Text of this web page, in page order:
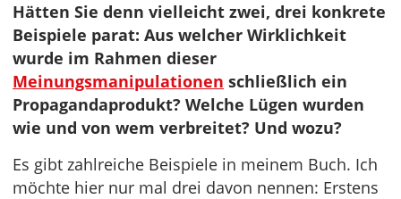
Hätten Sie denn vielleicht zwei, drei konkrete
Beispiele parat: Aus welcher Wirklichkeit
wurde im Rahmen dieser
Meinungsmanipulationen schließlich ein
Propagandaprodukt? Welche Lügen wurden
wie und von wem verbreitet? Und wozu?
Es gibt zahlreiche Beispiele in meinem Buch. Ich
möchte hier nur mal drei davon nennen: Erstens